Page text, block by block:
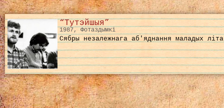
“Тутэйшыя”
1987, Фотаздымкі
Сябры незалежнага аб'яднання маладых